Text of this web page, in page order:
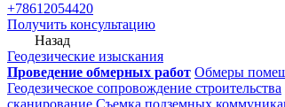
+78612054420
Получить консультацию
Назад
Геодезические изыскания
Проведение обмерных работ Обмеры
Геодезическое сопровождение строительства
сканирование Съемка подземных